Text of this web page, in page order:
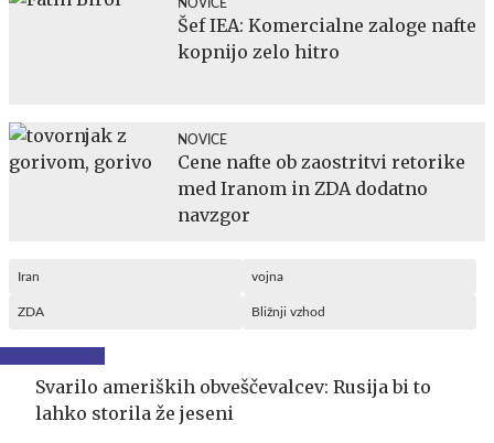
NOVICE
Šef IEA: Komercialne zaloge nafte
kopnijo zelo hitro
NOVICE
Cene nafte ob zaostritvi retorike
med Iranom in ZDA dodatno
navzgor
Iran vojna
ZDA Bližnji vzhod
Svarilo ameriških obveščevalcev: Rusija bi to
lahko storila že jeseni